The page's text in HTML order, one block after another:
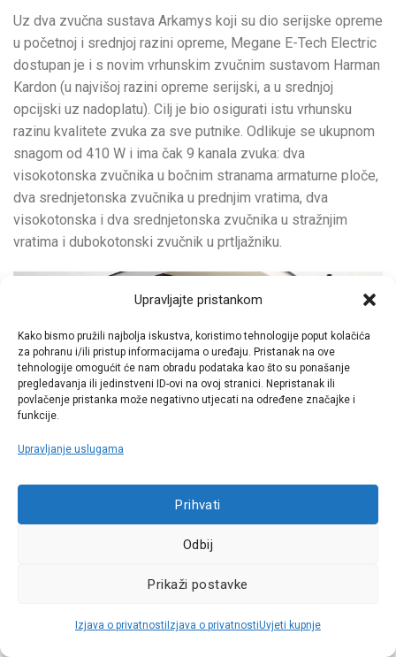
Upravljajte pristankom
Kako bismo pružili najbolja iskustva, koristimo tehnologije poput kolačića
za pohranu i/ili pristup informacijama o uređaju. Pristanak na ove
tehnologije omogućit će nam obradu podataka kao što su ponašanje
pregledavanja ili jedinstveni ID-ovi na ovoj stranici. Nepristanak ili
povlačenje pristanka može negativno utjecati na određene značajke i
funkcije.
Upravljanje uslugama
Prihvati
Odbij
Prikaži postavke
Izjava o privatnosti Izjava o privatnostiUvjeti kupnje
Uz dva zvučna sustava Arkamys koji su dio serijske opreme
u početnoj i srednjoj razini opreme, Megane E-Tech Electric
dostupan je i s novim vrhunskim zvučnim sustavom Harman
Kardon (u najvišoj razini opreme serijski, a u srednjoj
opcijski uz nadoplatu). Cilj je bio osigurati istu vrhunsku
razinu kvalitete zvuka za sve putnike. Odlikuje se ukupnom
snagom od 410 W i ima čak 9 kanala zvuka: dva
visokotonska zvučnika u bočnim stranama armaturne ploče,
dva srednjetonska zvučnika u prednjim vratima, dva
visokotonska i dva srednjetonska zvučnika u stražnjim
vratima i dubokotonski zvučnik u prtljažniku.
Dimenzije u unutrašnjosti slične su onima Meganea s
ne i veće (21 cm prostora za koljena na stražnjoj klupi).
prostranost i praktičnost. Putnici će zato uživati u još većoj